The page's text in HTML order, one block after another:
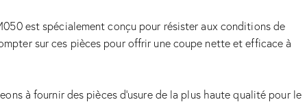
est spécialement conçu pour résister aux conditions de
sur ces pièces pour offrir une coupe nette et efficace à
à fournir des pièces d’usure de la plus haute qualité pour le